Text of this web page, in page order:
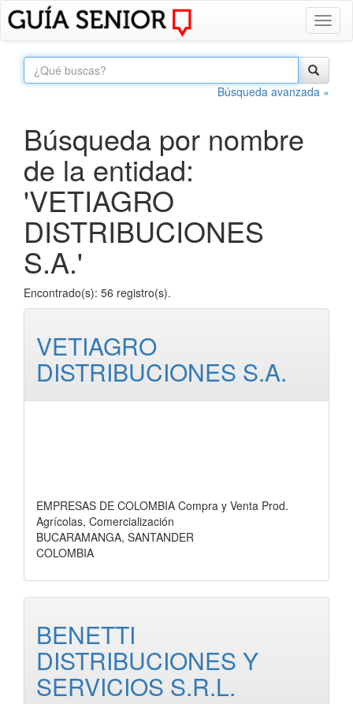
Búsqueda avanzada »
Búsqueda por nombre
de la entidad:
'VETIAGRO
DISTRIBUCIONES
S.A.'
Encontrado(s): 56 registro(s).
VETIAGRO
DISTRIBUCIONES S.A.
EMPRESAS DE COLOMBIA Compra y Venta Prod.
Agrícolas, Comercialización
BUCARAMANGA, SANTANDER
COLOMBIA
BENETTI
DISTRIBUCIONES Y
SERVICIOS S.R.L.